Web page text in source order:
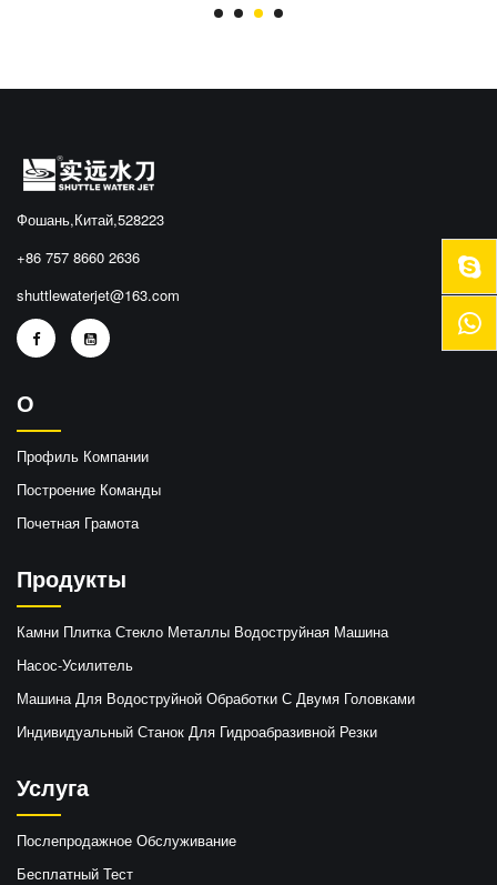
Фошань,Китай,528223
+86 757 8660 2636
shuttlewaterjet@163.com
О
Профиль Компании
Построение Команды
Почетная Грамота
Продукты
Камни Плитка Стекло Металлы Водоструйная Машина
Насос-Усилитель
Машина Для Водоструйной Обработки С Двумя Головками
Индивидуальный Станок Для Гидроабразивной Резки
Услуга
Послепродажное Обслуживание
Бесплатный Тест